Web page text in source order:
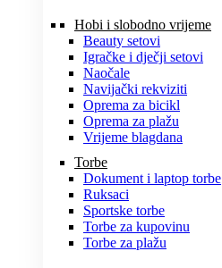
Hobi i slobodno vrijeme
Beauty setovi
Igračke i dječji setovi
Naočale
Navijački rekviziti
Oprema za bicikl
Oprema za plažu
Vrijeme blagdana
Torbe
Dokument i laptop torbe
Ruksaci
Sportske torbe
Torbe za kupovinu
Torbe za plažu